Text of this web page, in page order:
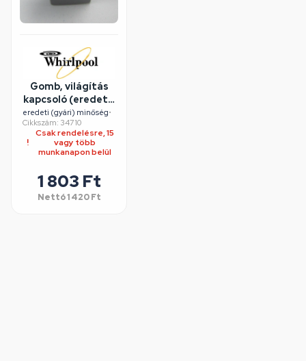
Gomb, világítás
kapcsoló (eredeti)
WHIRLPOOL
páraelszívó
eredeti (gyári) minőség•
Cikkszám: 34710
Csak rendelésre, 15
vagy több
munkanapon belül
1 803 Ft
Nettó1 420 Ft